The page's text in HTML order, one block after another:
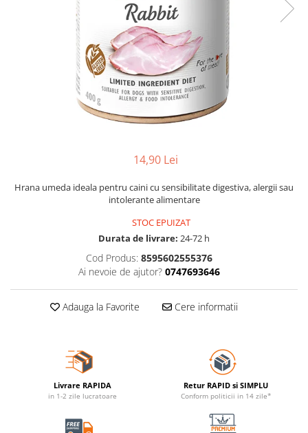
14,90 Lei
Hrana umeda ideala pentru caini cu sensibilitate digestiva, alergii sau
intolerante alimentare
STOC EPUIZAT
Durata de livrare: 24-72 h
Cod Produs: 8595602555376
Ai nevoie de ajutor? 0747693646
Adauga la Favorite Cere informatii
Livrare RAPIDA
in 1-2 zile lucratoare
Retur RAPID si SIMPLU
Conform politicii in 14 zile*